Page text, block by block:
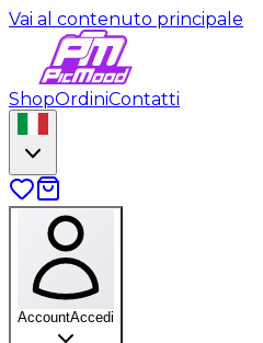
Vai al contenuto principale
ShopOrdiniContatti
AccountAccedi